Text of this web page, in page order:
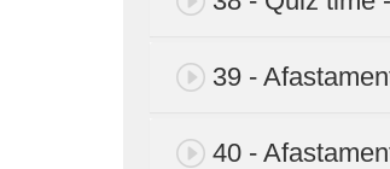
39 -
40 -